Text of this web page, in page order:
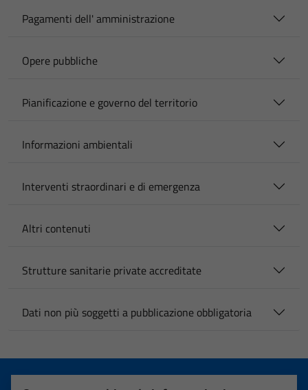
Pagamenti dell' amministrazione
Opere pubbliche
Pianificazione e governo del territorio
Informazioni ambientali
Interventi straordinari e di emergenza
Altri contenuti
Strutture sanitarie private accreditate
Dati non più soggetti a pubblicazione obbligatoria